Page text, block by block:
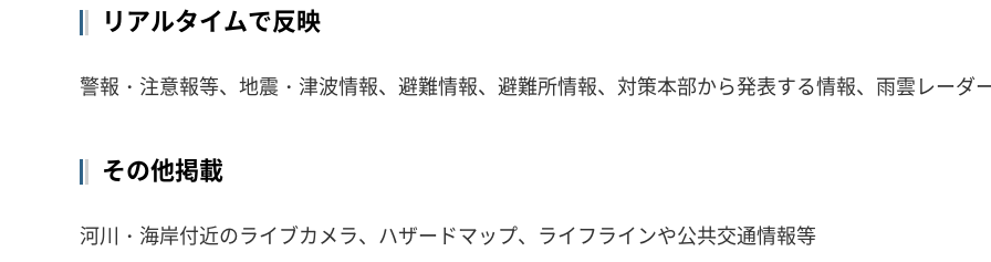
リアルタイムで反映
警報・注意報等、地震・津波情報、避難情報、避難所情報、対策本部から発表する情報、雨雲レーダ
その他掲載
河川・海岸付近のライブカメラ、ハザードマップ、ライフラインや公共交通情報等